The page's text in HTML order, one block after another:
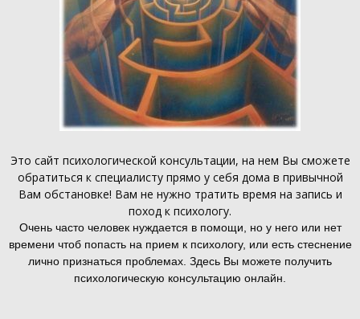
Это сайт психологической консультации, на нем Вы сможете
обратиться к специалисту прямо у себя дома в привычной
Вам обстановке! Вам не нужно тратить время на запись и
поход к психологу.
Очень часто человек нуждается в помощи, но у него или нет
времени чтоб попасть на прием к психологу, или есть стеснение
лично признаться проблемах. Здесь Вы можете получить
психологическую консультацию онлайн.